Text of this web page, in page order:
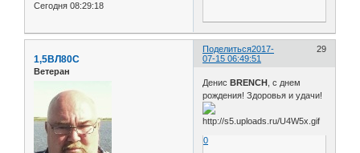
Сегодня 08:29:18
Поделиться 29
2017-
07-15 06:49:51
1,5ВЛ80С
Ветеран
ДенисBRENCH , с днем
рождения! Здоровья и удачи!
0